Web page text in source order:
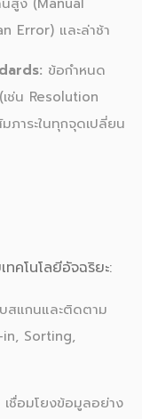
Error) และล่าช้า
ข้อกำหนด
ช่น Resolution
าระในทุกจุดเปลี่ยน
คโนโลยีอัจฉริยะ:
สแกนและติดตาม
in, Sorting,
เชื่อมโยงข้อมูลอย่าง